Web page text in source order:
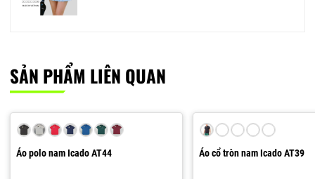
SẢN PHẨM LIÊN QUAN
Áo polo nam Icado AT44 Áo cổ tròn nam Icado AT39